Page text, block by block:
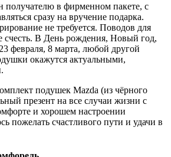
получателю в фирменном пакете, с
сразу на вручение подарка.
не требуется. Поводов для
счесть. В День рождения, Новый год,
февраля, 8 марта, любой другой
окажутся актуальными,
подушек Mazda (из чёрного
презент на все случаи жизни с
и хорошем настроении
пожелать счастливого пути и удачи в